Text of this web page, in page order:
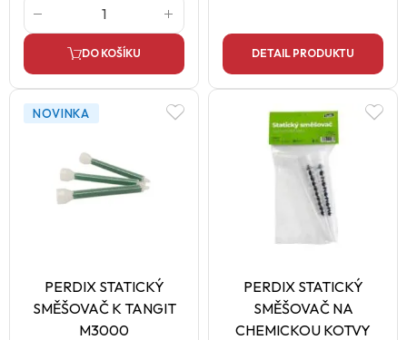
DO KOŠÍKU DETAIL PRODUKTU
NOVINKA
PERDIX STATICKÝ
SMĚŠOVAČ K TANGIT
M3000
PERDIX STATICKÝ
SMĚŠOVAČ NA
CHEMICKOU KOTVY